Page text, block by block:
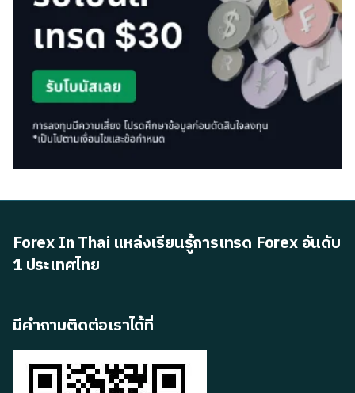
Forex In Thai แหล่งเรียนรู้การเทรด Forex อันดับ
1 ประเทศไทย
มีคำถามติดต่อเราได้ที่